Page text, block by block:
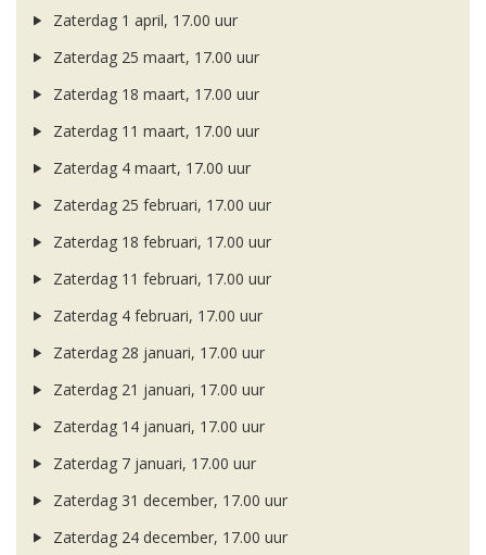
Zaterdag 1 april, 17.00 uur
Zaterdag 25 maart, 17.00 uur
Zaterdag 18 maart, 17.00 uur
Zaterdag 11 maart, 17.00 uur
Zaterdag 4 maart, 17.00 uur
Zaterdag 25 februari, 17.00 uur
Zaterdag 18 februari, 17.00 uur
Zaterdag 11 februari, 17.00 uur
Zaterdag 4 februari, 17.00 uur
Zaterdag 28 januari, 17.00 uur
Zaterdag 21 januari, 17.00 uur
Zaterdag 14 januari, 17.00 uur
Zaterdag 7 januari, 17.00 uur
Zaterdag 31 december, 17.00 uur
Zaterdag 24 december, 17.00 uur